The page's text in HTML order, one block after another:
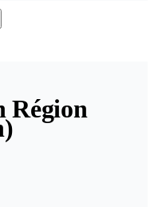
Région